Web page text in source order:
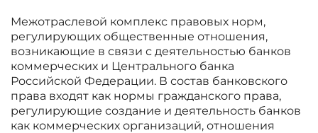
Межотраслевой комплекс правовых норм,
регулирующих общественные отношения,
возникающие в связи с деятельностью банков
коммерческих и Центрального банка
Российской Федерации. В состав банковского
права входят как нормы гражданского права,
регулирующие создание и деятельность банков
как коммерческих организаций, отношения